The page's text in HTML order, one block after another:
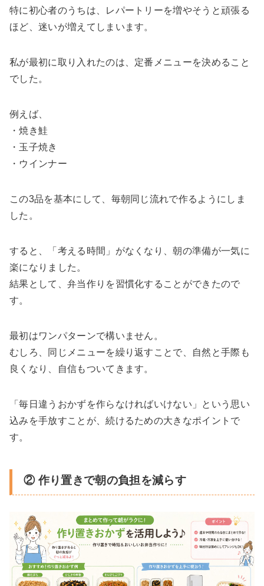
特に初心者のうちは、レパートリーを増やそうと頑張る
ほど、迷いが増えてしまいます。
私が最初に取り入れたのは、定番メニューを決めること
でした。
例えば、
・焼き鮭
・玉子焼き
・ウインナー
この3品を基本にして、毎朝同じ流れで作るようにしま
した。
すると、「考える時間」がなくなり、朝の準備が一気に
楽になりました。
結果として、弁当作りを習慣化することができたので
す。
最初はワンパターンで構いません。
むしろ、同じメニューを繰り返すことで、自然と手際も
良くなり、自信もついてきます。
「毎日違うおかずを作らなければいけない」という思い
込みを手放すことが、続けるための大きなポイントで
す。
② 作り置きで朝の負担を減らす